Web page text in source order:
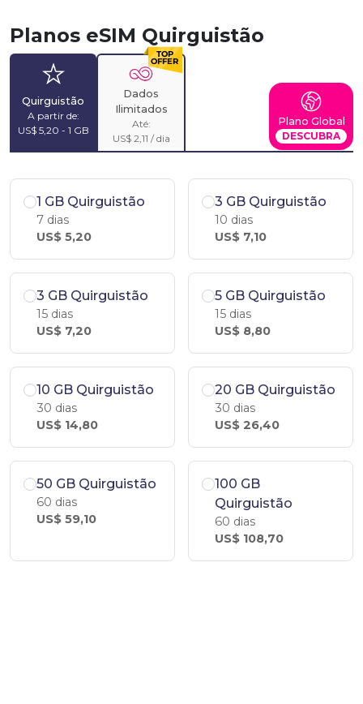
Planos eSIM Quirguistão
Quirguistão
A partir de:
US$ 5,20 - 1 GB
Dados
Ilimitados
Até:
US$ 2,11 / dia
Plano Global
DESCUBRA
1 GB Quirguistão
7 dias
US$ 5,20
3 GB Quirguistão
10 dias
US$ 7,10
3 GB Quirguistão
15 dias
US$ 7,20
5 GB Quirguistão
15 dias
US$ 8,80
10 GB Quirguistão
30 dias
US$ 14,80
20 GB Quirguistão
30 dias
US$ 26,40
50 GB Quirguistão
60 dias
US$ 59,10
100 GB
Quirguistão
60 dias
US$ 108,70